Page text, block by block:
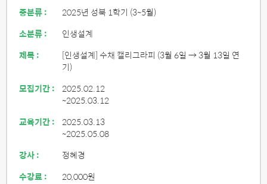
중분류 :
2025년 성북 1학기 (3~5월)
소분류 :
인생설계
제목 :
[인생설계] 수채 캘리그라피 (3월 6일 → 3월 13일 연
기)
모집기간 : 2025.02.12
~2025.03.12
교육기간 : 2025.03.13
~2025.05.08
강사 :
정혜경
수강료 :
20,000원